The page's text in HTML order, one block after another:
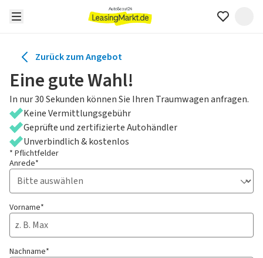
Zurück zum Angebot
Eine gute Wahl!
In nur 30 Sekunden können Sie Ihren Traumwagen anfragen.
Keine Vermittlungsgebühr
Geprüfte und zertifizierte Autohändler
Unverbindlich & kostenlos
* Pflichtfelder
Anrede*
Vorname*
Nachname*